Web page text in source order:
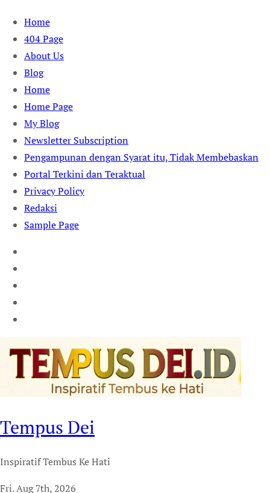
Skip
content
Home
404 Page
About Us
Blog
Home
Home Page
My Blog
Newsletter Subscription
Pengampunan dengan Syarat itu, Tidak Membebaskan
Portal Terkini dan Teraktual
Privacy Policy
Redaksi
Sample Page
Tempus Dei
Inspiratif Tembus Ke Hati
Fri. Aug 7th, 2026